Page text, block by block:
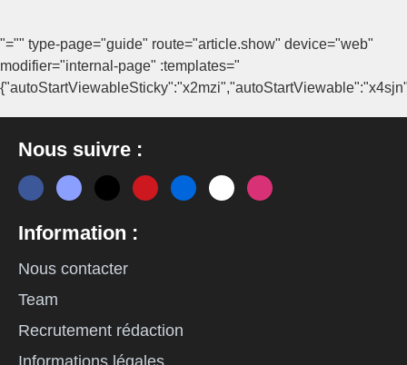
"="" type-page="guide" route="article.show" device="web"
modifier="internal-page" :templates="
Nous suivre :
Information :
Nous contacter
Team
Recrutement rédaction
Informations légales